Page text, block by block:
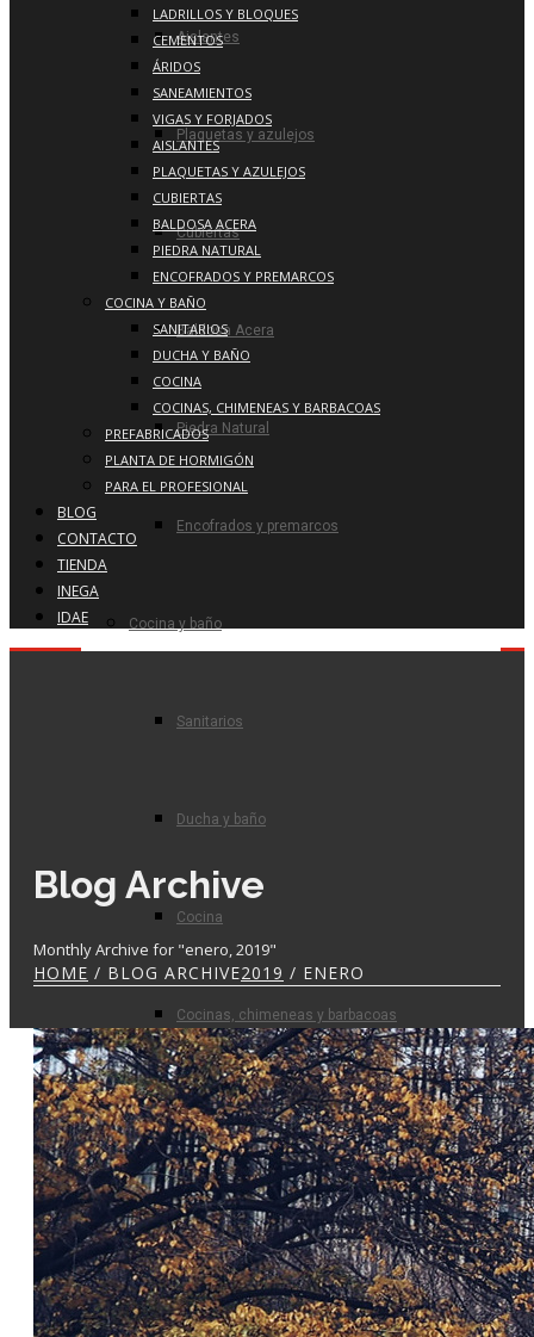
Aislantes
Plaquetas y azulejos
Cubiertas
Baldosa Acera
Piedra Natural
Encofrados y premarcos
Cocina y baño
Sanitarios
Ducha y baño
Cocina
Cocinas, chimeneas y barbacoas
Prefabricados
Planta de hormigón
Para el profesional
LADRILLOS Y BLOQUES
CEMENTOS
ÁRIDOS
SANEAMIENTOS
VIGAS Y FORJADOS
AISLANTES
PLAQUETAS Y AZULEJOS
CUBIERTAS
BALDOSA ACERA
PIEDRA NATURAL
ENCOFRADOS Y PREMARCOS
COCINA Y BAÑO
SANITARIOS
DUCHA Y BAÑO
COCINA
COCINAS, CHIMENEAS Y BARBACOAS
PREFABRICADOS
PLANTA DE HORMIGÓN
PARA EL PROFESIONAL
BLOG
CONTACTO
TIENDA
INEGA
IDAE
Blog Archive
Monthly Archive for "enero, 2019"
HOME / BLOG ARCHIVE2019 / ENERO